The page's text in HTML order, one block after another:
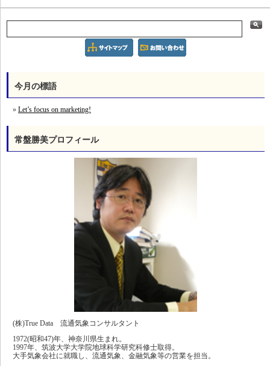
今月の標語
Let’s focus on marketing!
常盤勝美プロフィール
(株)True Data 流通気象コンサルタント
1972(昭和47)年、神奈川県生まれ。
1997年、筑波大学大学院地球科学研究科修士取得。
大手気象会社に就職し、流通気象、金融気象等の営業を担当。